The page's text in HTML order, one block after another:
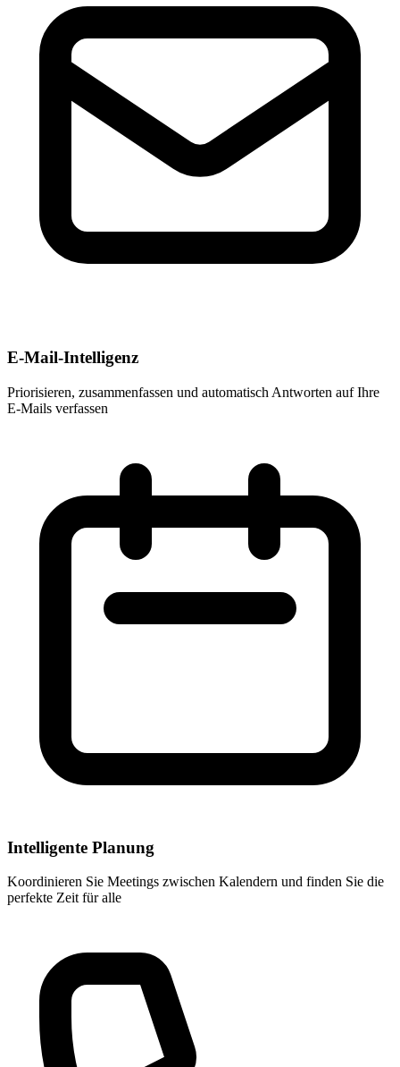
E-Mail-Intelligenz
Priorisieren, zusammenfassen und automatisch Antworten auf Ihre
E-Mails verfassen
Intelligente Planung
Koordinieren Sie Meetings zwischen Kalendern und finden Sie die
perfekte Zeit für alle